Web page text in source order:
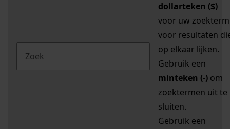
dollarteken ($)
voor uw zoekterm
voor resultaten
op elkaar lijken.
Gebruik een
minteken (-) om
zoektermen uit te
sluiten.
Gebruik een